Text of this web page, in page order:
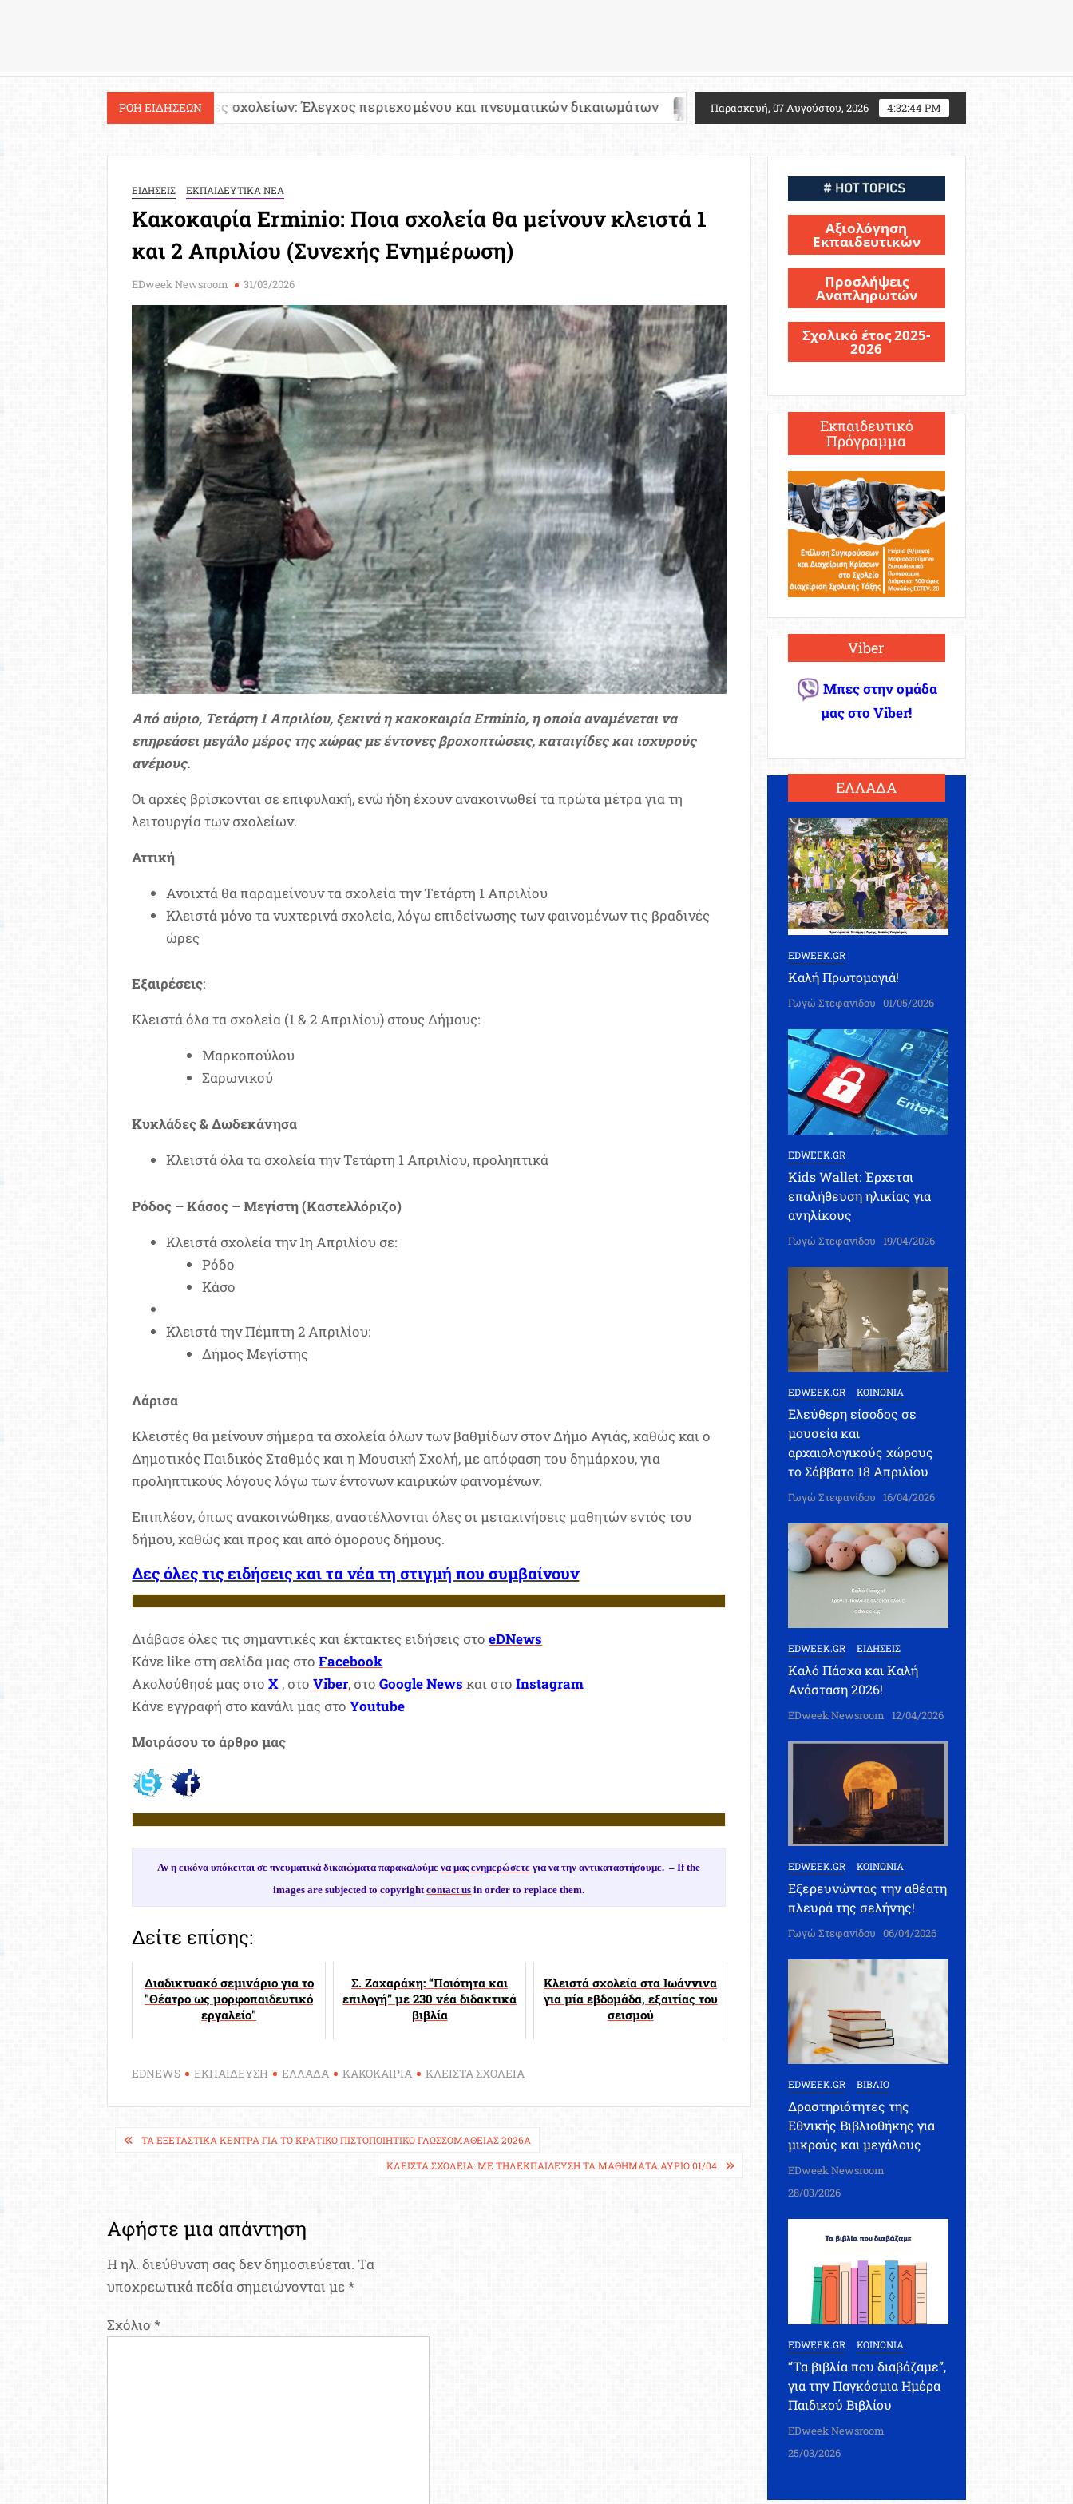
ΡΟΗ ΕΙΔΗΣΕΩΝ
Ιστοσελίδες σχολείων: Έλεγχος περιεχομένου και πνευματικών δικαιωμάτων Πανελλήνιες 2027: Τι αλλάζει για τους υποψηφίους Στρατιωτικών
Παρασκευή, 07 Αυγούστου, 2026 4:32:46 PM
ΕΙΔΗΣΕΙΣ ΕΚΠΑΙΔΕΥΤΙΚΑ ΝΕΑ
Κακοκαιρία Erminio: Ποια σχολεία θα μείνουν κλειστά 1
και 2 Απριλίου (Συνεχής Ενημέρωση)
EDweek Newsroom 31/03/2026
Από αύριο, Τετάρτη 1 Απριλίου, ξεκινά η κακοκαιρία Erminio, η οποία αναμένεται να
επηρεάσει μεγάλο μέρος της χώρας με έντονες βροχοπτώσεις, καταιγίδες και ισχυρούς
ανέμους.
Οι αρχές βρίσκονται σε επιφυλακή, ενώ ήδη έχουν ανακοινωθεί τα πρώτα μέτρα για τη
λειτουργία των σχολείων.
Αττική
Ανοιχτά θα παραμείνουν τα σχολεία την Τετάρτη 1 Απριλίου
Κλειστά μόνο τα νυχτερινά σχολεία, λόγω επιδείνωσης των φαινομένων τις βραδινές
ώρες
Εξαιρέσεις:
Κλειστά όλα τα σχολεία (1 & 2 Απριλίου) στους Δήμους:
Μαρκοπούλου
Σαρωνικού
Κυκλάδες & Δωδεκάνησα
Κλειστά όλα τα σχολεία την Τετάρτη 1 Απριλίου, προληπτικά
Ρόδος – Κάσος – Μεγίστη (Καστελλόριζο)
Κλειστά σχολεία την 1η Απριλίου σε:
Ρόδο
Κάσο
Κλειστά την Πέμπτη 2 Απριλίου:
Δήμος Μεγίστης
Λάρισα
Κλειστές θα μείνουν σήμερα τα σχολεία όλων των βαθμίδων στον Δήμο Αγιάς, καθώς και ο
Δημοτικός Παιδικός Σταθμός και η Μουσική Σχολή, με απόφαση του δημάρχου, για
προληπτικούς λόγους λόγω των έντονων καιρικών φαινομένων.
Επιπλέον, όπως ανακοινώθηκε, αναστέλλονται όλες οι μετακινήσεις μαθητών εντός του
δήμου, καθώς και προς και από όμορους δήμους.
Δες όλες τις ειδήσεις και τα νέα τηστιγμή που συμβαίνουν
Διάβασε όλες τις σημαντικές και έκτακτες ειδήσεις στοeDNews
Κάνε like στη σελίδα μας στοFacebook
Ακολούθησέ μας στοX , στοViber, στοGoogle News και στοInstagram
Κάνε εγγραφή στο κανάλι μας στοYoutube
Μοιράσου το άρθρο μας
Αν η εικόνα υπόκειται σε πνευματικά δικαιώματα παρακαλούμενα μας ενημερώσετε για να την αντικαταστήσουμε. –If the
images are subjected to copyrightcontact us in order to replace them.
Δείτε επίσης:
Διαδικτυακό σεμινάριο για το
"Θέατρο ως μορφοπαιδευτικό
εργαλείο"
Σ. Ζαχαράκη: “Ποιότητα και
επιλογή” με 230 νέα διδακτικά
βιβλία
Κλειστά σχολεία στα Ιωάννινα
για μία εβδομάδα, εξαιτίας του
σεισμού
EDNEWS ΕΚΠΑΙΔΕΥΣΗ ΕΛΛΑΔΑ ΚΑΚΟΚΑΙΡΙΑ ΚΛΕΙΣΤΑ ΣΧΟΛΕΙΑ
Πλοήγηση
ΤΑ ΕΞΕΤΑΣΤΙΚΆ ΚΈΝΤΡΑ ΓΙΑ ΤΟ ΚΡΑΤΙΚΌ ΠΙΣΤΟΠΟΙΗΤΙΚΌ ΓΛΩΣΣΟΜΆΘΕΙΑΣ 2026Α
ΚΛΕΙΣΤΆ ΣΧΟΛΕΊΑ: ΜΕ ΤΗΛΕΚΠΑΊΔΕΥΣΗ ΤΑ ΜΑΘΉΜΑΤΑ ΑΎΡΙΟ 01/04
Αφήστε μια απάντηση
Η ηλ. διεύθυνση σας δεν δημοσιεύεται. Τα
υποχρεωτικά πεδία σημειώνονται με*
Σχόλιο*
Αξιολόγηση
Εκπαιδευτικών
Προσλήψεις
Αναπληρωτών
Σχολικό έτος 2025-
2026
Εκπαιδευτικό
Πρόγραμμα
Viber
Μπες στην ομάδα
μας στο Viber!
ΕΛΛΑΔΑ
EDWEEK.GR
Καλή Πρωτομαγιά!
Γωγώ Στεφανίδου 01/05/2026
EDWEEK.GR
Kids Wallet: Έρχεται
επαλήθευση ηλικίας για
ανηλίκους
Γωγώ Στεφανίδου 19/04/2026
EDWEEK.GR ΚΟΙΝΩΝΙΑ
Ελεύθερη είσοδος σε
μουσεία και
αρχαιολογικούς χώρους
το Σάββατο 18 Απριλίου
Γωγώ Στεφανίδου 16/04/2026
EDWEEK.GR ΕΙΔΗΣΕΙΣ
Καλό Πάσχα και Καλή
Ανάσταση 2026!
EDweek Newsroom 12/04/2026
EDWEEK.GR ΚΟΙΝΩΝΙΑ
Εξερευνώντας την αθέατη
πλευρά της σελήνης!
Γωγώ Στεφανίδου 06/04/2026
EDWEEK.GR ΒΙΒΛΙΟ
Δραστηριότητες της
Εθνικής Βιβλιοθήκης για
μικρούς και μεγάλους
EDweek Newsroom
28/03/2026
EDWEEK.GR ΚΟΙΝΩΝΙΑ
“Τα βιβλία που διαβάζαμε”,
για την Παγκόσμια Ημέρα
Παιδικού Βιβλίου
EDweek Newsroom
25/03/2026